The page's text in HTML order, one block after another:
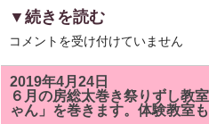
▼続きを読む
7
の
房
総
太
巻
コメントを受け付けていません
2019年4月24日
６月の房総太巻き祭りずし教
ゃん」を巻きます。体験教室も